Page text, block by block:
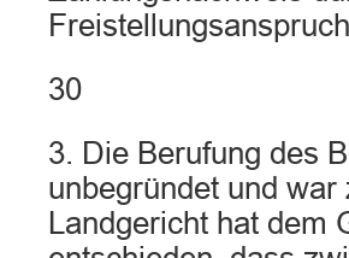
30
3. Die Berufung des
unbegründet und
Landgericht hat dem